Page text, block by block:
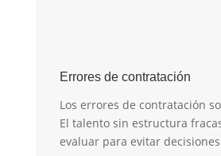
Errores de contratación
Los errores de contratación
El talento sin estructura
evaluar para evitar